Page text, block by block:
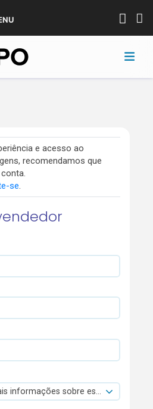
e acesso ao
recomendamos que
se.
informações sobre esta viatura.